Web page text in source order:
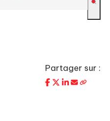
Partager sur :